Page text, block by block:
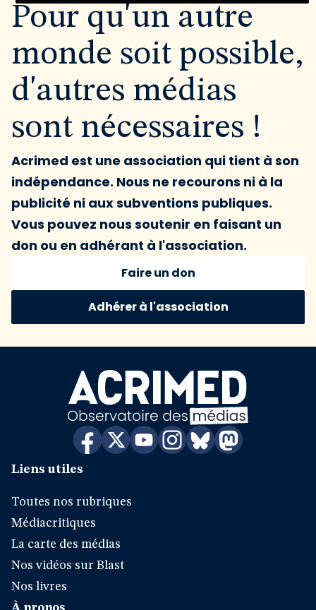
Pour qu'un autre
monde soit possible,
d'autres médias
sont nécessaires !
Acrimed est une association qui tient à son
indépendance. Nous ne recourons ni à la
publicité ni aux subventions publiques.
Vous pouvez nous soutenir en faisant un
don ou en adhérant à l'association.
Faire un don
Adhérer à l'association
Liens utiles
Toutes nos rubriques
Médiacritiques
La carte des médias
Nos vidéos sur Blast
Nos livres